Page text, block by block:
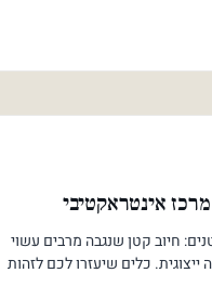
אינטראקטיבי
חיוב קטן שנגבה מרבים עשוי
כלים שיעזרו לכם לזהות